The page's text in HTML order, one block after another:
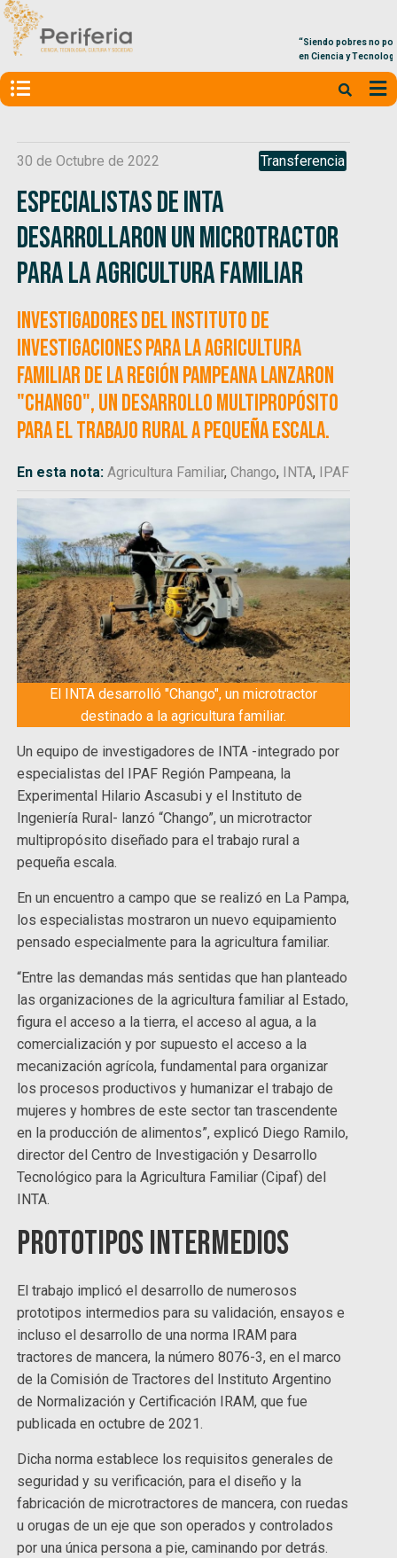
“Siendo pobres no podemos darnos el lujo de no
en Ciencia y Tecnología”, Marcelo Figueiras
30 de Octubre de 2022 Transferencia
Especialistas de INTA
desarrollaron un microtractor
para la agricultura familiar
Investigadores del Instituto de
Investigaciones para la Agricultura
Familiar de la Región Pampeana lanzaron
"Chango", un desarrollo multipropósito
para el trabajo rural a pequeña escala.
En esta nota:Agricultura Familiar,Chango, INTA, IPAF
El INTA desarrolló "Chango", un microtractor
destinado a la agricultura familiar.
Un equipo de investigadores de INTA -integrado por
especialistas del IPAF Región Pampeana, la
Experimental Hilario Ascasubi y el Instituto de
Ingeniería Rural- lanzó “Chango”, un microtractor
multipropósito diseñado para el trabajo rural a
pequeña escala.
En un encuentro a campo que se realizó en La Pampa,
los especialistas mostraron un nuevo equipamiento
pensado especialmente para la agricultura familiar.
“Entre las demandas más sentidas que han planteado
las organizaciones de la agricultura familiar al Estado,
figura el acceso a la tierra, el acceso al agua, a la
comercialización y por supuesto el acceso a la
mecanización agrícola, fundamental para organizar
los procesos productivos y humanizar el trabajo de
mujeres y hombres de este sector tan trascendente
en la producción de alimentos”, explicó Diego Ramilo,
director del Centro de Investigación y Desarrollo
Tecnológico para la Agricultura Familiar (Cipaf) del
INTA.
Prototipos intermedios
El trabajo implicó el desarrollo de numerosos
prototipos intermedios para su validación, ensayos e
incluso el desarrollo de una norma IRAM para
tractores de mancera, la número 8076-3, en el marco
de la Comisión de Tractores del Instituto Argentino
de Normalización y Certificación IRAM, que fue
publicada en octubre de 2021.
Dicha norma establece los requisitos generales de
seguridad y su verificación, para el diseño y la
fabricación de microtractores de mancera, con ruedas
u orugas de un eje que son operados y controlados
por una única persona a pie, caminando por detrás.